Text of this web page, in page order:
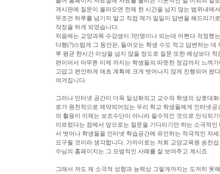
게시판에 질문이 올라오면 전체 한 시간을 넘지 않는 범위내에서
무조건 하루를 넘기지 말고 직접 제가 일일이 답변을 해드리기로
작정을 하게 되였습니다.
처음에는 교양과목 수강생이 3만명이나 되는데 어쩐다 걱정했는
다행(?)스럽게 그 동안은, 들어오는 학생 수도 적고 답변하는 데
루 평균 한시간 이상을 넘지 않을 정도로 질문 또한 예상보다 적
편이어서 아무튼 이제 까지는 학생들의 따뜻한 정감까지 느껴가
고맙고 편안하게 애초 계획에 크게 벗어나지 않게 진행되어 왔
여겨집니다.
그러나 인터넷 공간이 더욱 일상화되고 교수와 학생의 상호대화
로가 원천적으로 제약되어있는 우리 학교 학생들에게 인터넷공
의 활용이 이제는 보조수단이 아니라 필수적인 것으로 인식되기
이르렀다는 점에서 앞으로는 질문을 기다리기만 하는 소극적인
서 벗어나 학생들을 인터넷 학습공간에 유인하는 적극적인 자
요구될 것이라 생각합니다. 가까이로는 저희 교양교육원 송찬섭
수님의 홈페이지는 그 모범적인 사례를 잘 보여주고 계시죠.
그래서 저도 제 소극적 성향과 능력상 그렇게까지는 도저히 못